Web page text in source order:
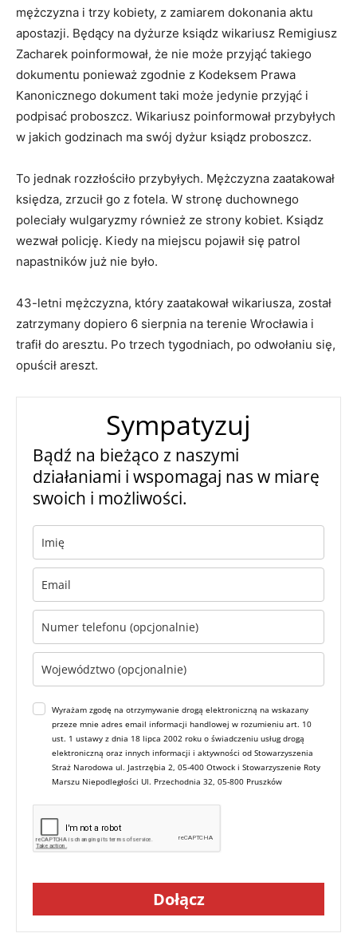
mężczyzna i trzy kobiety, z zamiarem dokonania aktu
apostazji. Będący na dyżurze ksiądz wikariusz Remigiusz
Zacharek poinformował, że nie może przyjąć takiego
dokumentu ponieważ zgodnie z Kodeksem Prawa
Kanonicznego dokument taki może jedynie przyjąć i
podpisać proboszcz. Wikariusz poinformował przybyłych
w jakich godzinach ma swój dyżur ksiądz proboszcz.
To jednak rozzłościło przybyłych. Mężczyzna zaatakował
księdza, zrzucił go z fotela. W stronę duchownego
poleciały wulgaryzmy również ze strony kobiet. Ksiądz
wezwał policję. Kiedy na miejscu pojawił się patrol
napastników już nie było.
43-letni mężczyzna, który zaatakował wikariusza, został
zatrzymany dopiero 6 sierpnia na terenie Wrocławia i
trafił do aresztu. Po trzech tygodniach, po odwołaniu się,
opuścił areszt.
Sympatyzuj
Bądź na bieżąco z naszymi
działaniami i wspomagaj nas w miarę
swoich i możliwości.
Wyrażam zgodę na otrzymywanie drogą elektroniczną na wskazany
przeze mnie adres email informacji handlowej w rozumieniu art. 10
ust. 1 ustawy z dnia 18 lipca 2002 roku o świadczeniu usług drogą
elektroniczną oraz innych informacji i aktywności od Stowarzyszenia
Straż Narodowa ul. Jastrzębia 2, 05-400 Otwock i Stowarzyszenie Roty
Marszu Niepodległości Ul. Przechodnia 32, 05-800 Pruszków
Dołącz